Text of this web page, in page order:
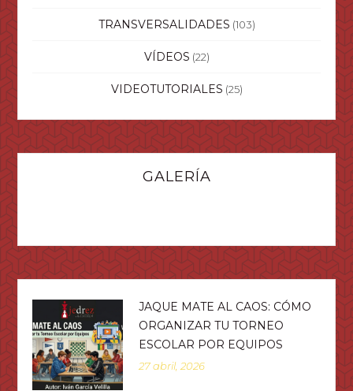
TRANSVERSALIDADES (103)
VÍDEOS (22)
VIDEOTUTORIALES (25)
GALERÍA
JAQUE MATE AL CAOS: CÓMO
ORGANIZAR TU TORNEO
ESCOLAR POR EQUIPOS
27 abril, 2026